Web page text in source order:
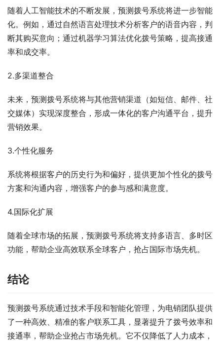
随着人工智能技术的不断发展，预测拨号系统将进一步智能
化。例如，通过自然语言处理技术分析客户的语音内容，判
断其购买意向；通过机器学习算法优化拨号策略，提高接通
率和成交率。
2.多渠道整合
未来，预测拨号系统将与其他营销渠道（如短信、邮件、社
交媒体）实现深度整合，形成一体化的客户沟通平台，提升
营销效果。
3.个性化服务
系统将根据客户的历史行为和偏好，提供更加个性化的拨号
方案和沟通内容，增强客户的参与感和满意度。
4.国际化扩展
随着全球市场的拓展，预测拨号系统将支持多语言、多时区
功能，帮助企业高效联系全球客户，抢占国际市场先机。
结论
预测拨号系统通过技术手段和智能化管理，为电销团队提供
了一种高效、精准的客户联系工具，显著提升了拨号效率和
接通率，帮助企业抢占市场先机。它不仅降低了人力成本，